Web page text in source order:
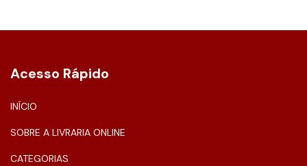
Acesso Rápido
INÍCIO
SOBRE A LIVRARIA ONLINE
CATEGORIAS